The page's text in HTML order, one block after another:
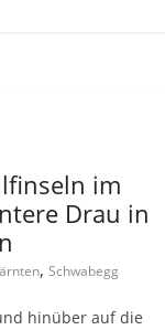
im
Drau in
, Schwabegg
hinüber auf die